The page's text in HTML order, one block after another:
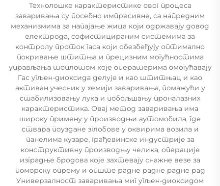
Технолошке карактеристике овог процеса
заваривања су посебно импресивне, са напредним
механизмима за напајање жица који одржавају довод
електрода, софистицираним системима за
контролу проток гаса који обезбеђују оптимално
покривање штитња и прецизним могућностима
управљања топлотом које оператерима омогућавају
Гас угљен-диоксида делује и као штитњац и као
активан учесник у хемији заваривања, помажући у
стабилизовању лука и побољшању проналазних
карактеристика. Овај метод заваривања има
широку примену у производњи аутомобила, где
ствара поуздане зглобове у оквирима возила и
панелима кузаре, грађевинске индустрије за
конструктивну производњу челика, операције
изградње бродова које захтевају снажне везе за
поморску опрему и опште радне радне радне рад
Универзалност заваривања миг угљен-диоксидом